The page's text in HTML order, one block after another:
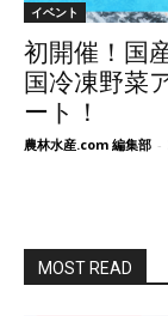
イベント
初開催！国
国冷凍野菜
ート！
農林水産.com 編集部 -
MOST READ